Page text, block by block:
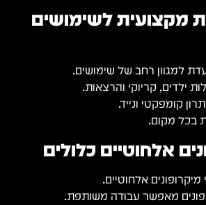
מקצועית לשימושים
ילדים, קריוקי והרצאות.
קומפקטי ונייד.
בכל מקום.
אלחוטיים כלולים
אלחוטיים.
מאפשר עבודה משותפת.